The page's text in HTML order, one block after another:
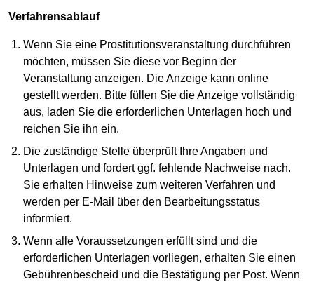
Verfahrensablauf
Wenn Sie eine Prostitutionsveranstaltung durchführen
möchten, müssen Sie diese vor Beginn der
Veranstaltung anzeigen. Die Anzeige kann online
gestellt werden. Bitte füllen Sie die Anzeige vollständig
aus, laden Sie die erforderlichen Unterlagen hoch und
reichen Sie ihn ein.
Die zuständige Stelle überprüft Ihre Angaben und
Unterlagen und fordert ggf. fehlende Nachweise nach.
Sie erhalten Hinweise zum weiteren Verfahren und
werden per E-Mail über den Bearbeitungsstatus
informiert.
Wenn alle Voraussetzungen erfüllt sind und die
erforderlichen Unterlagen vorliegen, erhalten Sie einen
Gebührenbescheid und die Bestätigung per Post. Wenn